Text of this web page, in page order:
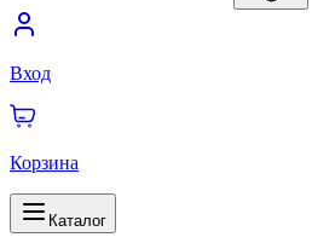
Вход
Корзина
Каталог